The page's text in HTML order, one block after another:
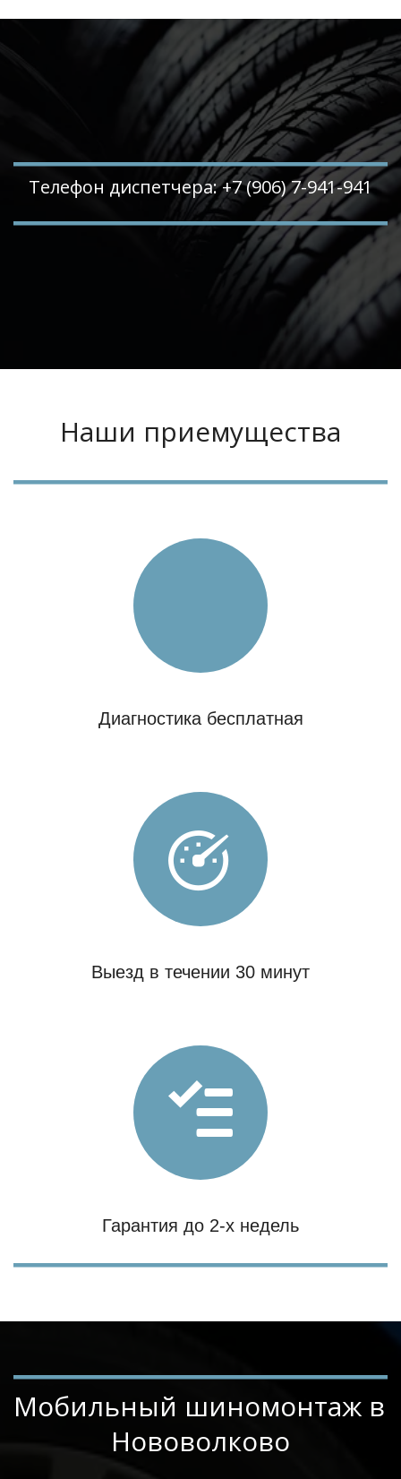
Телефон диспетчера: +7 (906) 7-941-941
Наши приемущества
Диагностика бесплатная
Выезд в течении 30 минут
Гарантия до 2-х недель
Мобильный шиномонтаж в
Нововолково